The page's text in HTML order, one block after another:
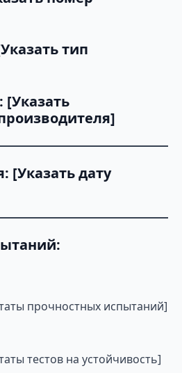
тип
[Указать
[Указать дату
прочностных испытаний]
тестов на устойчивость]